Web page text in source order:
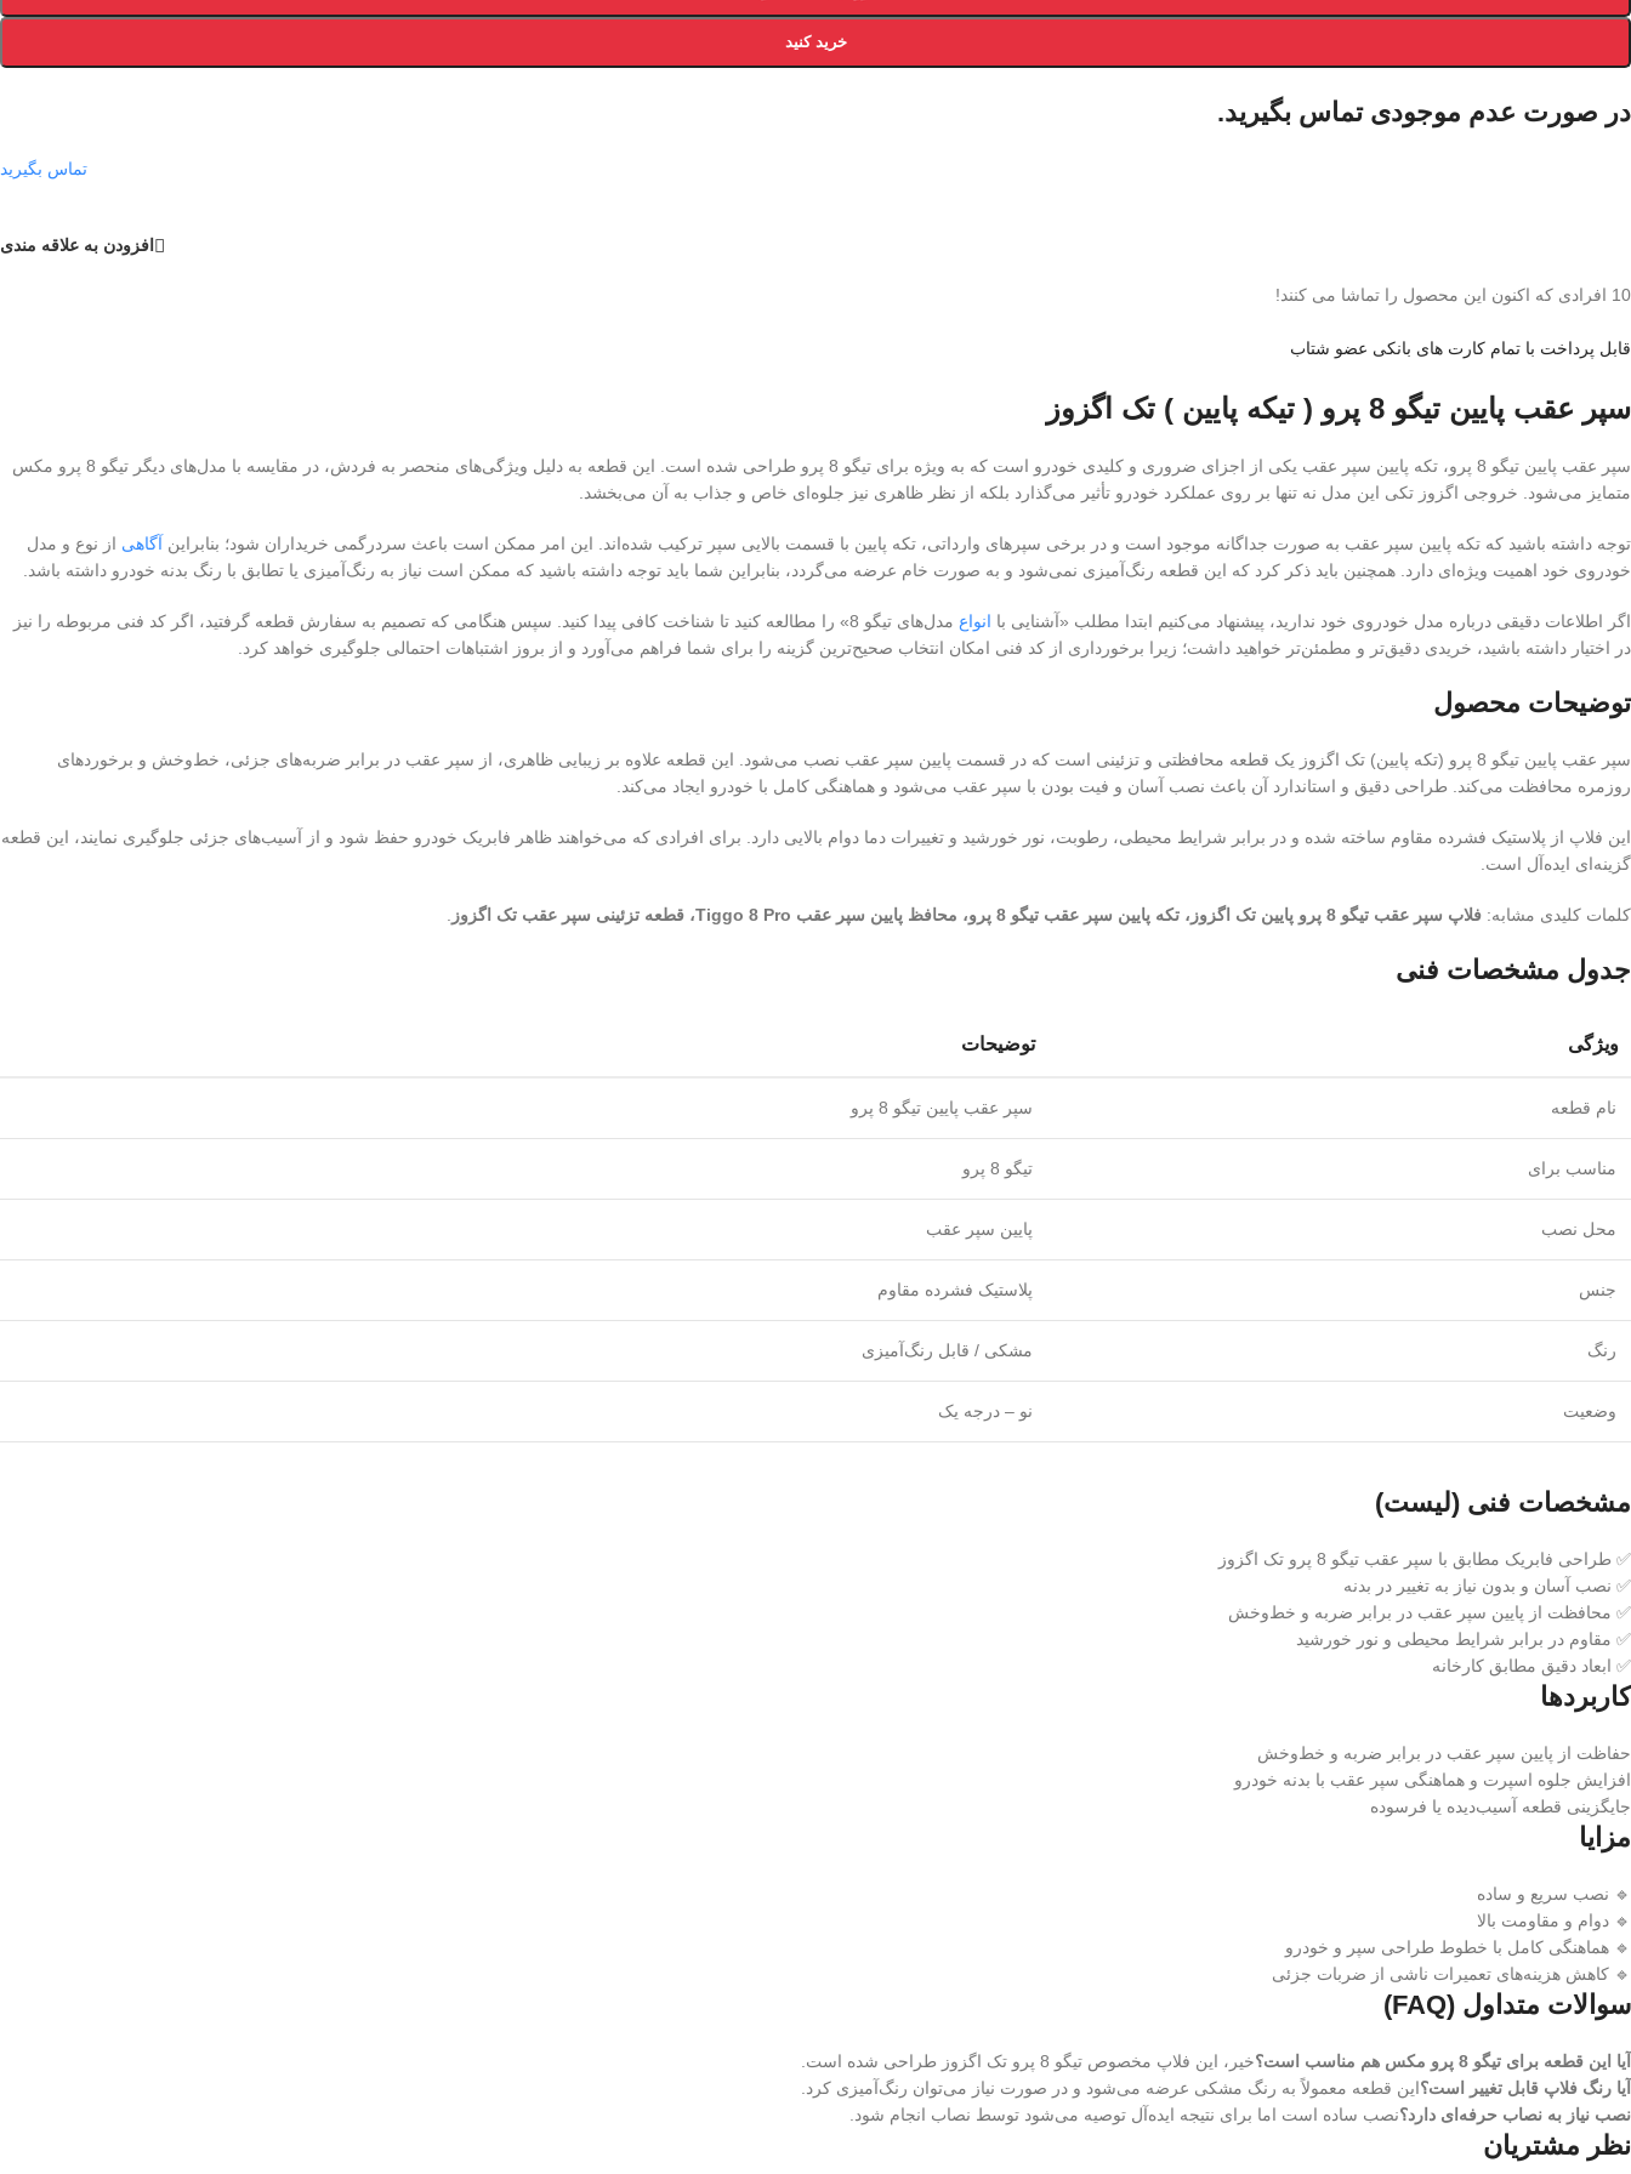
خرید کنید
در صورت عدم موجودی تماس بگیرید.
تماس بگیرید
افزودن به علاقه مندی
10 افرادی که اکنون این محصول را تماشا می کنند!
قابل پرداخت با تمام کارت های بانکی عضو شتاب
سپر عقب پایین تیگو 8 پرو ( تیکه پایین ) تک اگزوز
سپر عقب پایین تیگو 8 پرو، تکه پایین سپر عقب یکی از اجزای ضروری و کلیدی خودرو است که به ویژه برای تیگو 8 پرو طراحی شده است. این قطعه به دلیل ویژگی‌های منحصر به فردش، در مقایسه با مدل‌های دیگر تیگو 8 پرو مکس
متمایز می‌شود. خروجی اگزوز تکی این مدل نه تنها بر روی عملکرد خودرو تأثیر می‌گذارد بلکه از نظر ظاهری نیز جلوه‌ای خاص و جذاب به آن می‌بخشد.
توجه داشته باشید که تکه پایین سپر عقب به صورت جداگانه موجود است و در برخی سپرهای وارداتی، تکه پایین با قسمت بالایی سپر ترکیب شده‌اند. این امر ممکن است باعث سردرگمی خریداران شود؛ بنابراین آگاهی از نوع و مدل
خودروی خود اهمیت ویژه‌ای دارد. همچنین باید ذکر کرد که این قطعه رنگ‌آمیزی نمی‌شود و به صورت خام عرضه می‌گردد، بنابراین شما باید توجه داشته باشید که ممکن است نیاز به رنگ‌آمیزی یا تطابق با رنگ بدنه خودرو داشته باشد.
اگر اطلاعات دقیقی درباره مدل خودروی خود ندارید، پیشنهاد می‌کنیم ابتدا مطلب «آشنایی با انواع
مدل‌های تیگو 8» را مطالعه کنید تا شناخت کافی پیدا کنید. سپس هنگامی که تصمیم به سفارش قطعه گرفتید، اگر کد فنی مربوطه را نیز
در اختیار داشته باشید، خریدی دقیق‌تر و مطمئن‌تر خواهید داشت؛ زیرا برخورداری از کد فنی امکان انتخاب صحیح‌ترین گزینه را برای شما فراهم می‌آورد و از بروز اشتباهات احتمالی جلوگیری خواهد کرد.
توضیحات محصول
سپر عقب پایین تیگو 8 پرو (تکه پایین) تک اگزوز یک قطعه محافظتی و تزئینی است که در قسمت پایین سپر عقب نصب می‌شود. این قطعه علاوه بر زیبایی ظاهری، از سپر عقب در برابر ضربه‌های جزئی، خط‌وخش و برخوردهای
روزمره محافظت می‌کند. طراحی دقیق و استاندارد آن باعث نصب آسان و فیت بودن با سپر عقب می‌شود و هماهنگی کامل با خودرو ایجاد می‌کند.
این فلاپ از پلاستیک فشرده مقاوم ساخته شده و در برابر شرایط محیطی، رطوبت، نور خورشید و تغییرات دما دوام بالایی دارد. برای افرادی که می‌خواهند ظاهر فابریک خودرو حفظ شود و از آسیب‌های جزئی جلوگیری نمایند، این قطعه
گزینه‌ای ایده‌آل است.
کلمات کلیدی مشابه: فلاپ سپر عقب تیگو 8 پرو پایین تک اگزوز، تکه پایین سپر عقب تیگو 8 پرو، محافظ پایین سپر عقب Tiggo 8 Pro، قطعه تزئینی سپر عقب تک اگزوز
جدول مشخصات فنی
ویژگی توضیحات
نام قطعه سپر عقب پایین تیگو 8 پرو
مناسب برای تیگو 8 پرو
محل نصب پایین سپر عقب
جنس پلاستیک فشرده مقاوم
رنگ مشکی / قابل رنگ‌آمیزی
وضعیت نو – درجه یک
مشخصات فنی (لیست)
✅ طراحی فابریک مطابق با سپر عقب تیگو 8 پرو تک اگزوز
✅ نصب آسان و بدون نیاز به تغییر در بدنه
✅ محافظت از پایین سپر عقب در برابر ضربه و خط‌وخش
✅ مقاوم در برابر شرایط محیطی و نور خورشید
✅ ابعاد دقیق مطابق کارخانه
کاربردها
حفاظت از پایین سپر عقب در برابر ضربه و خط‌وخش
افزایش جلوه اسپرت و هماهنگی سپر عقب با بدنه خودرو
جایگزینی قطعه آسیب‌دیده یا فرسوده
مزایا
🔹 نصب سریع و ساده
🔹 دوام و مقاومت بالا
🔹 هماهنگی کامل با خطوط طراحی سپر و خودرو
🔹 کاهش هزینه‌های تعمیرات ناشی از ضربات جزئی
سوالات متداول (FAQ)
آیا این قطعه برای تیگو 8 پرو مکس هم مناسب است؟
خیر، این فلاپ مخصوص تیگو 8 پرو تک اگزوز طراحی شده است.
آیا رنگ فلاپ قابل تغییر است؟این قطعه معمولاً به رنگ مشکی عرضه می‌شود و در صورت نیاز می‌توان رنگ‌آمیزی کرد.
نصب نیاز به نصاب حرفه‌ای دارد؟نصب ساده است اما برای نتیجه ایده‌آل توصیه می‌شود توسط نصاب انجام شود.
نظر مشتریان